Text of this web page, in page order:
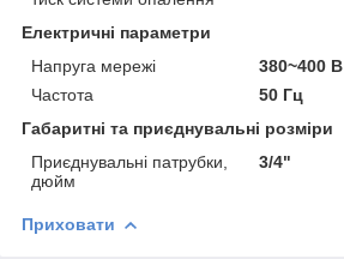
Електричні параметри
Напруга мережі
380~400 В
Частота
50 Гц
Габаритні та приєднувальні розміри
Приєднувальні патрубки,
дюйм
3/4"
Приховати